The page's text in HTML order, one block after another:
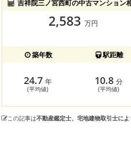
吉祥院三ノ宮西町の中古マンション
2,583 万円
築年数 駅距離
24.7 年
(平均値)
10.8 分
(平均値)
この記事は不動産鑑定士、宅地建物取引士に